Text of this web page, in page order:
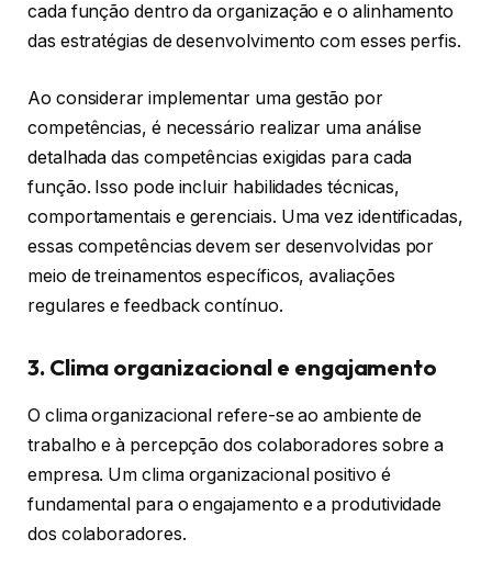
cada função dentro da organização e o alinhamento
das estratégias de desenvolvimento com esses perfis.
Ao considerar implementar uma gestão por
competências, é necessário realizar uma análise
detalhada das competências exigidas para cada
função. Isso pode incluir habilidades técnicas,
comportamentais e gerenciais. Uma vez identificadas,
essas competências devem ser desenvolvidas por
meio de treinamentos específicos, avaliações
regulares e feedback contínuo.
3. Clima organizacional e engajamento
O clima organizacional refere-se ao ambiente de
trabalho e à percepção dos colaboradores sobre a
empresa. Um clima organizacional positivo é
fundamental para o engajamento e a produtividade
dos colaboradores.